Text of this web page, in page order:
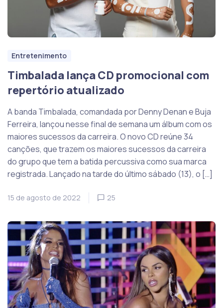
Entretenimento
Timbalada lança CD promocional com
repertório atualizado
A banda Timbalada, comandada por Denny Denan e Buja
Ferreira, lançou nesse final de semana um álbum com os
maiores sucessos da carreira. O novo CD reúne 34
canções, que trazem os maiores sucessos da carreira
do grupo que tem a batida percussiva como sua marca
registrada. Lançado na tarde do último sábado (13), o […]
15 de agosto de 2022 25